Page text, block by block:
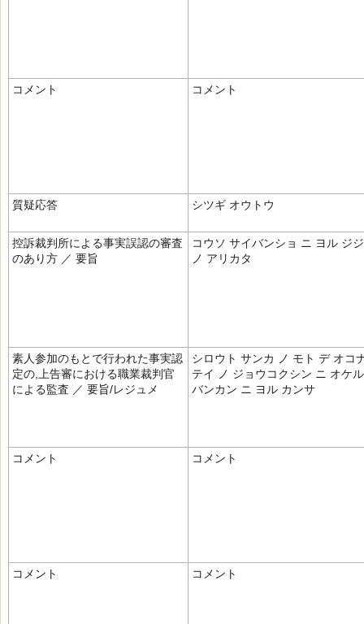
コメント コメント
質疑応答 シツギ オウトウ
控訴裁判所による事実誤認の審査
のあり方 ／ 要旨
コウソ サイバンショ ニ ヨル ジ
ノ アリカタ
素人参加のもとで行われた事実認
定の,上告審における職業裁判官
による監査 ／ 要旨/レジュメ
シロウト サンカ ノ モト デ オコ
テイ ノ ジョウコクシン ニ オケ
バンカン ニ ヨル カンサ
コメント コメント
コメント コメント